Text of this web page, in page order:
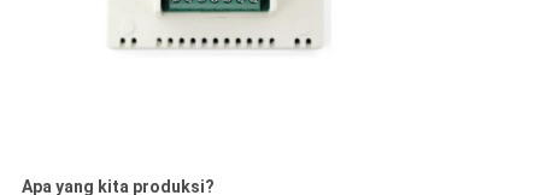
Apa yang kita produksi?